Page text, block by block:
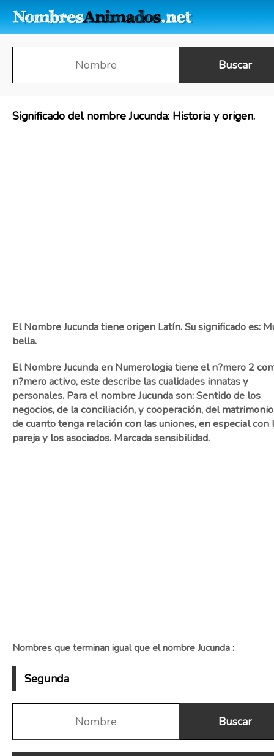
Significado del nombre Jucunda: Historia y origen.
El Nombre Jucunda tiene origen Latín. Su significado es:
bella.
El Nombre Jucunda en Numerologia tiene el n?mero 2
n?mero activo, este describe las cualidades innatas y
personales. Para el nombre Jucunda son: Sentido de los
negocios, de la conciliación, y cooperación, del
de cuanto tenga relación con las uniones, en especial con
pareja y los asociados. Marcada sensibilidad.
Nombres que terminan igual que el nombre Jucunda :
Segunda